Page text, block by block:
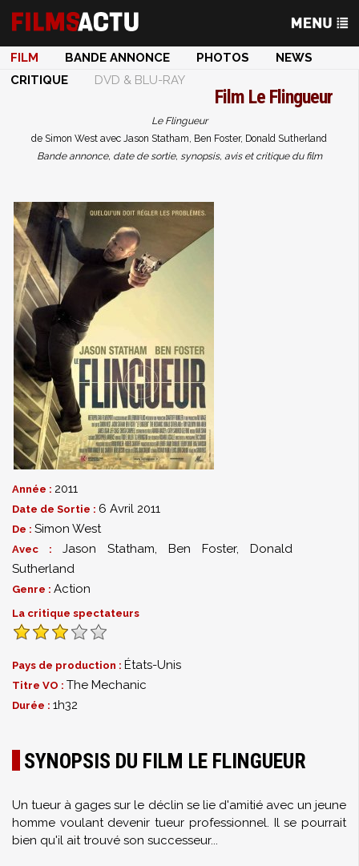
FILM BANDE ANNONCE PHOTOS
NEWS
CRITIQUE
DVD & BLU-RAY
Film Le Flingueur
Le Flingueur
de Simon West avec Jason Statham, Ben Foster, Donald Sutherland
Bande annonce, date de sortie, synopsis, avis et critique du film
Année : 2011
Date de Sortie : 6 Avril 2011
De : Simon West
Avec : Jason Statham, Ben Foster, Donald
Sutherland
Genre : Action
La critique spectateurs
Pays de production : États-Unis
Titre VO : The Mechanic
Durée : 1h32
SYNOPSIS DU FILM LE FLINGUEUR
Un tueur à gages sur le déclin se lie d'amitié avec un jeune
homme voulant devenir tueur professionnel. Il se pourrait
bien qu'il ait trouvé son successeur...